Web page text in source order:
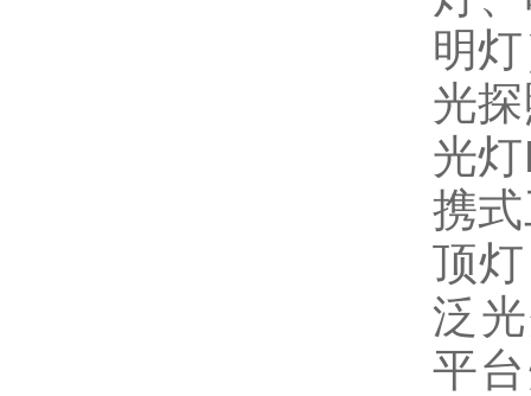
明
光
光灯
携
顶
泛
平